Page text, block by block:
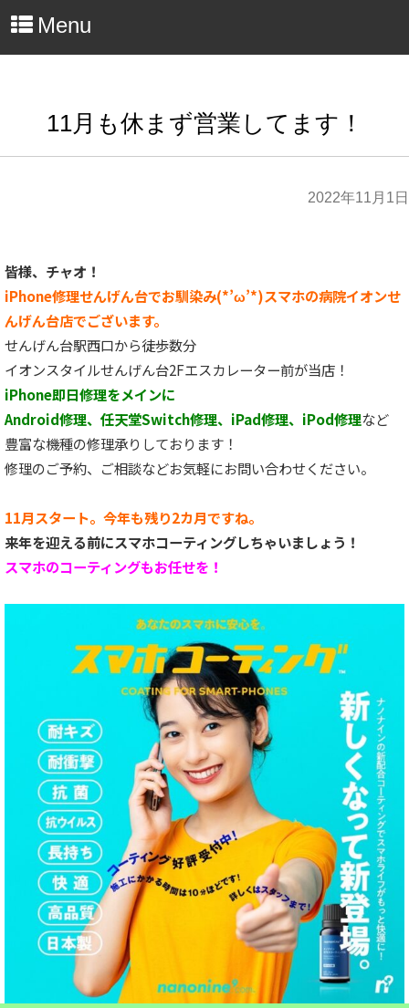
Menu
11月も休まず営業してます！
2022年11月1日
皆様、チャオ！
iPhone修理せんげん台でお馴染み(*’ω’*)スマホの病院イオンせ
んげん台店でございます。
せんげん台駅西口から徒歩数分
イオンスタイルせんげん台2Fエスカレーター前が当店！
iPhone即日修理をメインに
Android修理、任天堂Switch修理、iPad修理、iPod修理など
豊富な機種の修理承りしております！
修理のご予約、ご相談などお気軽にお問い合わせください。
11月スタート。今年も残り2カ月ですね。
来年を迎える前にスマホコーティングしちゃいましょう！
スマホのコーティングもお任せを！